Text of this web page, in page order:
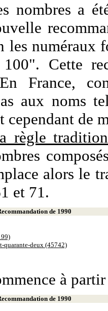
nombres a
les numéraux
Cette
France,
aux noms
cependant de
règle
alors le
et 71.
de 1990
quarante-deux (45742)
à
de 1990